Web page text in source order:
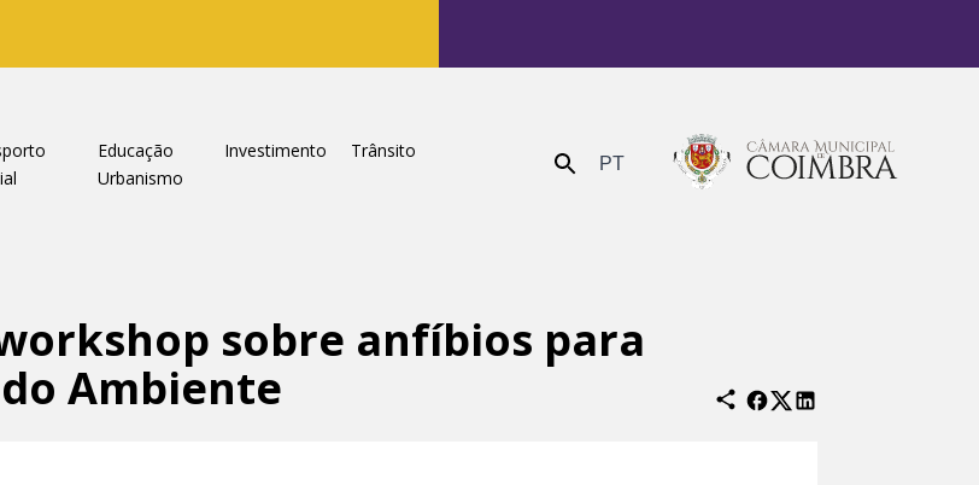
Educação Investimento
Trânsito
Urbanismo Enviar PT
sobre anfíbios para
Ambiente